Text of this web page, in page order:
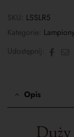
SKU: LSSLR5
Kategorie:
Udostępnij:
E-
Opis